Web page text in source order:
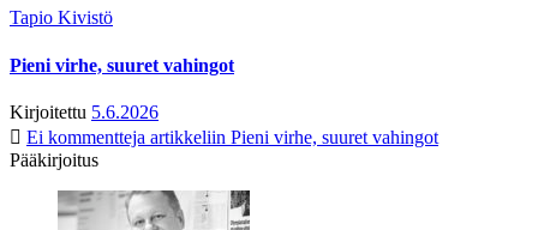
Tapio Kivistö
Pieni virhe, suuret vahingot
Kirjoitettu 5.6.2026
Ei kommentteja artikkeliin Pieni virhe, suuret vahingot
Pääkirjoitus